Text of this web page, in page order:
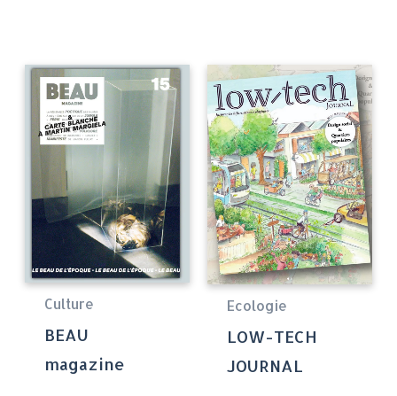
Culture
BEAU
magazine
Ecologie
LOW-TECH
JOURNAL